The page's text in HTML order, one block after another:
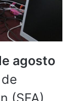
agosto
(SFA)